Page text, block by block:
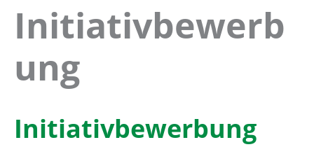
Initiativbewerb
ung
Initiativbewerbung